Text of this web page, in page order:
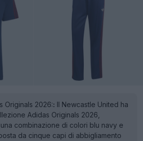
Originals 2026:: Il Newcastle United ha
Adidas Originals 2026,
combinazione di colori blu navy e
da cinque capi di abbigliamento